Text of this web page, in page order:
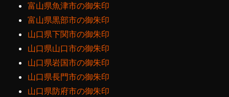
富山県魚津市の御朱印
富山県黒部市の御朱印
山口県下関市の御朱印
山口県山口市の御朱印
山口県岩国市の御朱印
山口県長門市の御朱印
山口県防府市の御朱印